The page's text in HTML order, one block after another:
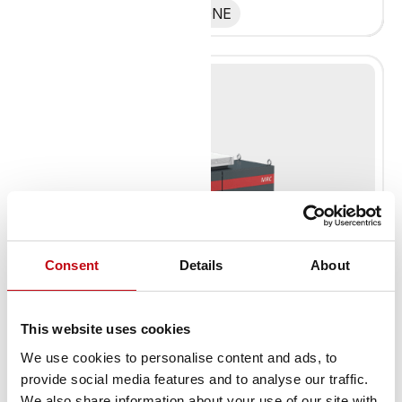
Consent Details About
This website uses cookies
We use cookies to personalise content and ads, to
provide social media features and to analyse our traffic.
mit Siemens SINUMERIK ONE
MRC-Standard